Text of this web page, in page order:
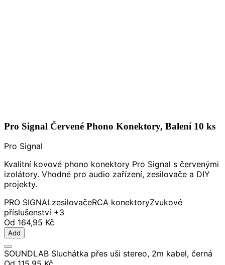
Pro Signal Červené Phono Konektory, Balení 10 ks
Pro Signal
Kvalitní kovové phono konektory Pro Signal s červenými
izolátory. Vhodné pro audio zařízení, zesilovače a DIY
projekty.
PRO SIGNALzesilovačeRCA konektoryZvukové
příslušenství +3
Od 164,95 Kč
Add
SOUNDLAB Sluchátka přes uši stereo, 2m kabel, černá